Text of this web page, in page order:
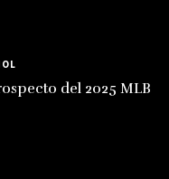
del 2025 MLB